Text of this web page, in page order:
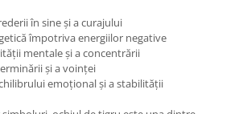
în sine și a curajului
împotriva energiilor negative
mentale și a concentrării
și a voinței
emoțional și a stabilității